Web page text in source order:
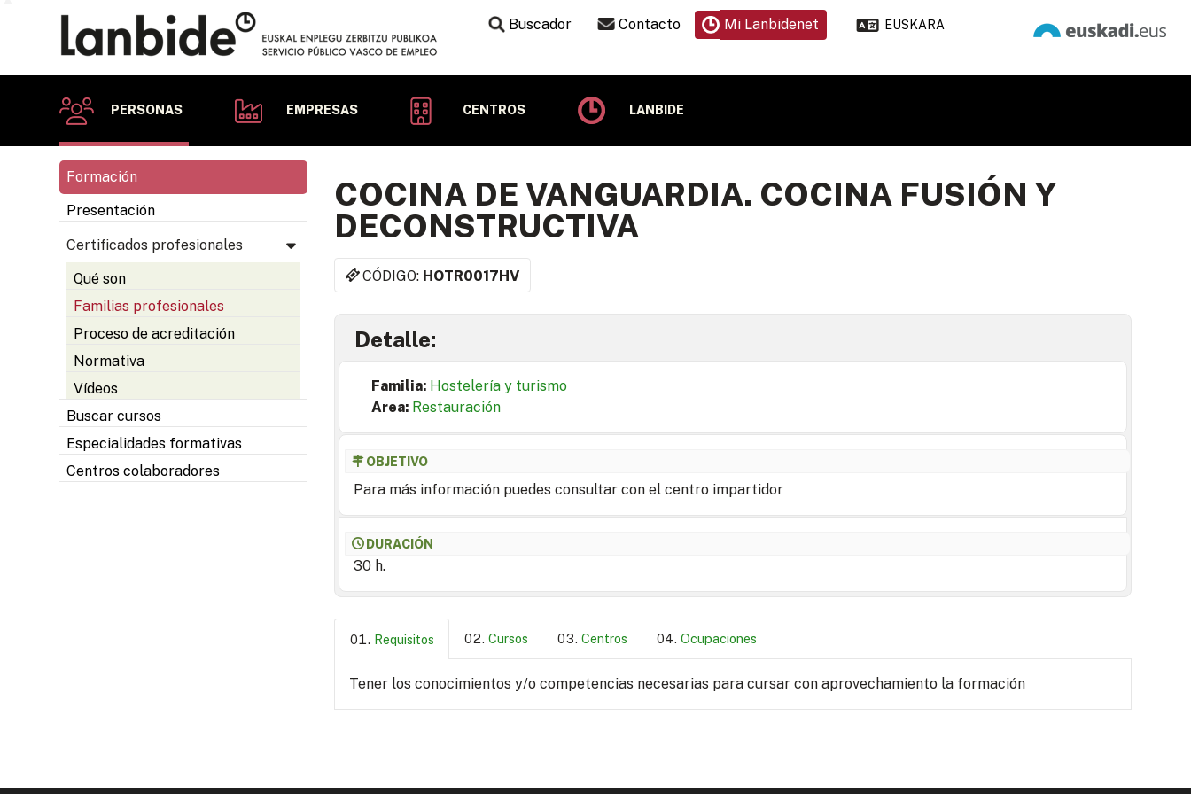
Buscador Contacto Mi Lanbidenet EUSKARA
PERSONAS EMPRESAS CENTROS LANBIDE
Formación
Presentación
Certificados profesionales
Qué son
Familias profesionales
Proceso de acreditación
Normativa
Vídeos
Buscar cursos
Especialidades formativas
Centros colaboradores
COCINA DE VANGUARDIA. COCINA FUSIÓN Y
DECONSTRUCTIVA
CÓDIGO: HOTR0017HV
Detalle:
Familia: Hostelería y turismo
Area: Restauración
OBJETIVO
Para más información puedes consultar con el centro impartidor
DURACIÓN
30 h.
Requisitos Cursos Centros Ocupaciones
Tener los conocimientos y/o competencias necesarias para cursar con aprovechamiento la formación